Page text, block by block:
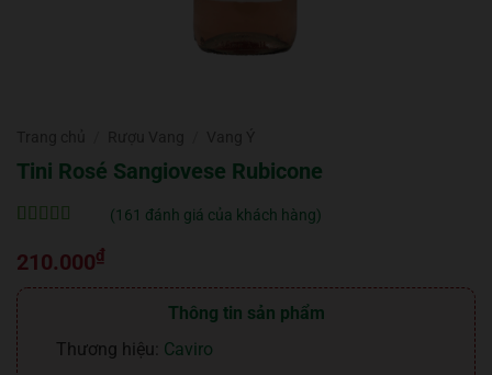
Tini Rosé Sangiovese Rubicone
trênđánh
giá
(161 đánh giá của khách hàng)
210.000₫
Thông tin sản phẩm
Thương hiệu: Caviro